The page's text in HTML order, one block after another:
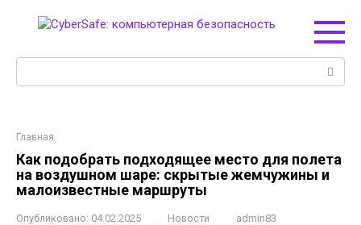
Главная
Как подобрать подходящее место для полета
на воздушном шаре: скрытые жемчужины и
малоизвестные маршруты
Опубликовано: 04.02.2025 Новости admin83